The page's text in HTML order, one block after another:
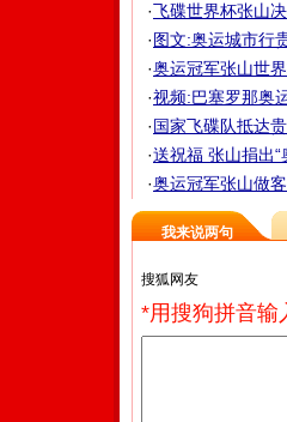
·飞碟世界杯张山
·图文:奥运城市行
·奥运冠军张山世
·视频:巴塞罗那奥
·国家飞碟队抵达
·送祝福 张山捐出“
·奥运冠军张山做
我来说两句
*用搜狗拼音输